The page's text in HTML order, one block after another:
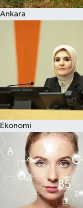
Ankara
Ekonomi
Teknoloji
Televizyon
Yaşam-Çevre